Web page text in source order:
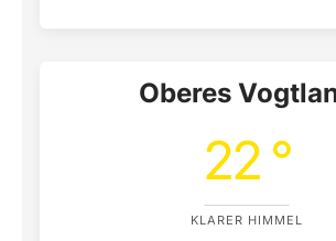
Oberes
22 °
KLARER HIMMEL